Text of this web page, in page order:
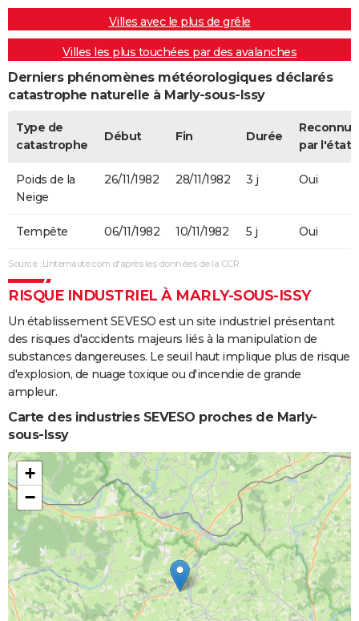
Villes avec le plus de grêle
Villes les plus touchées par des avalanches
Derniers phénomènes météorologiques déclarés
catastrophe naturelle à Marly-sous-Issy
Type de
catastrophe
Début Fin Durée
Reconnue
par l'état
Poids de la
Neige
26/11/1982 28/11/1982 3 j Oui
Tempête 06/11/1982 10/11/1982 5 j Oui
Source : Linternaute.com d'après les données de la CCR
RISQUE INDUSTRIEL À MARLY-SOUS-ISSY
Un établissement SEVESO est un site industriel présentant
des risques d'accidents majeurs liés à la manipulation de
substances dangereuses. Le seuil haut implique plus de risque
d'explosion, de nuage toxique ou d'incendie de grande
ampleur.
Carte des industries SEVESO proches de Marly-
sous-Issy
+
−